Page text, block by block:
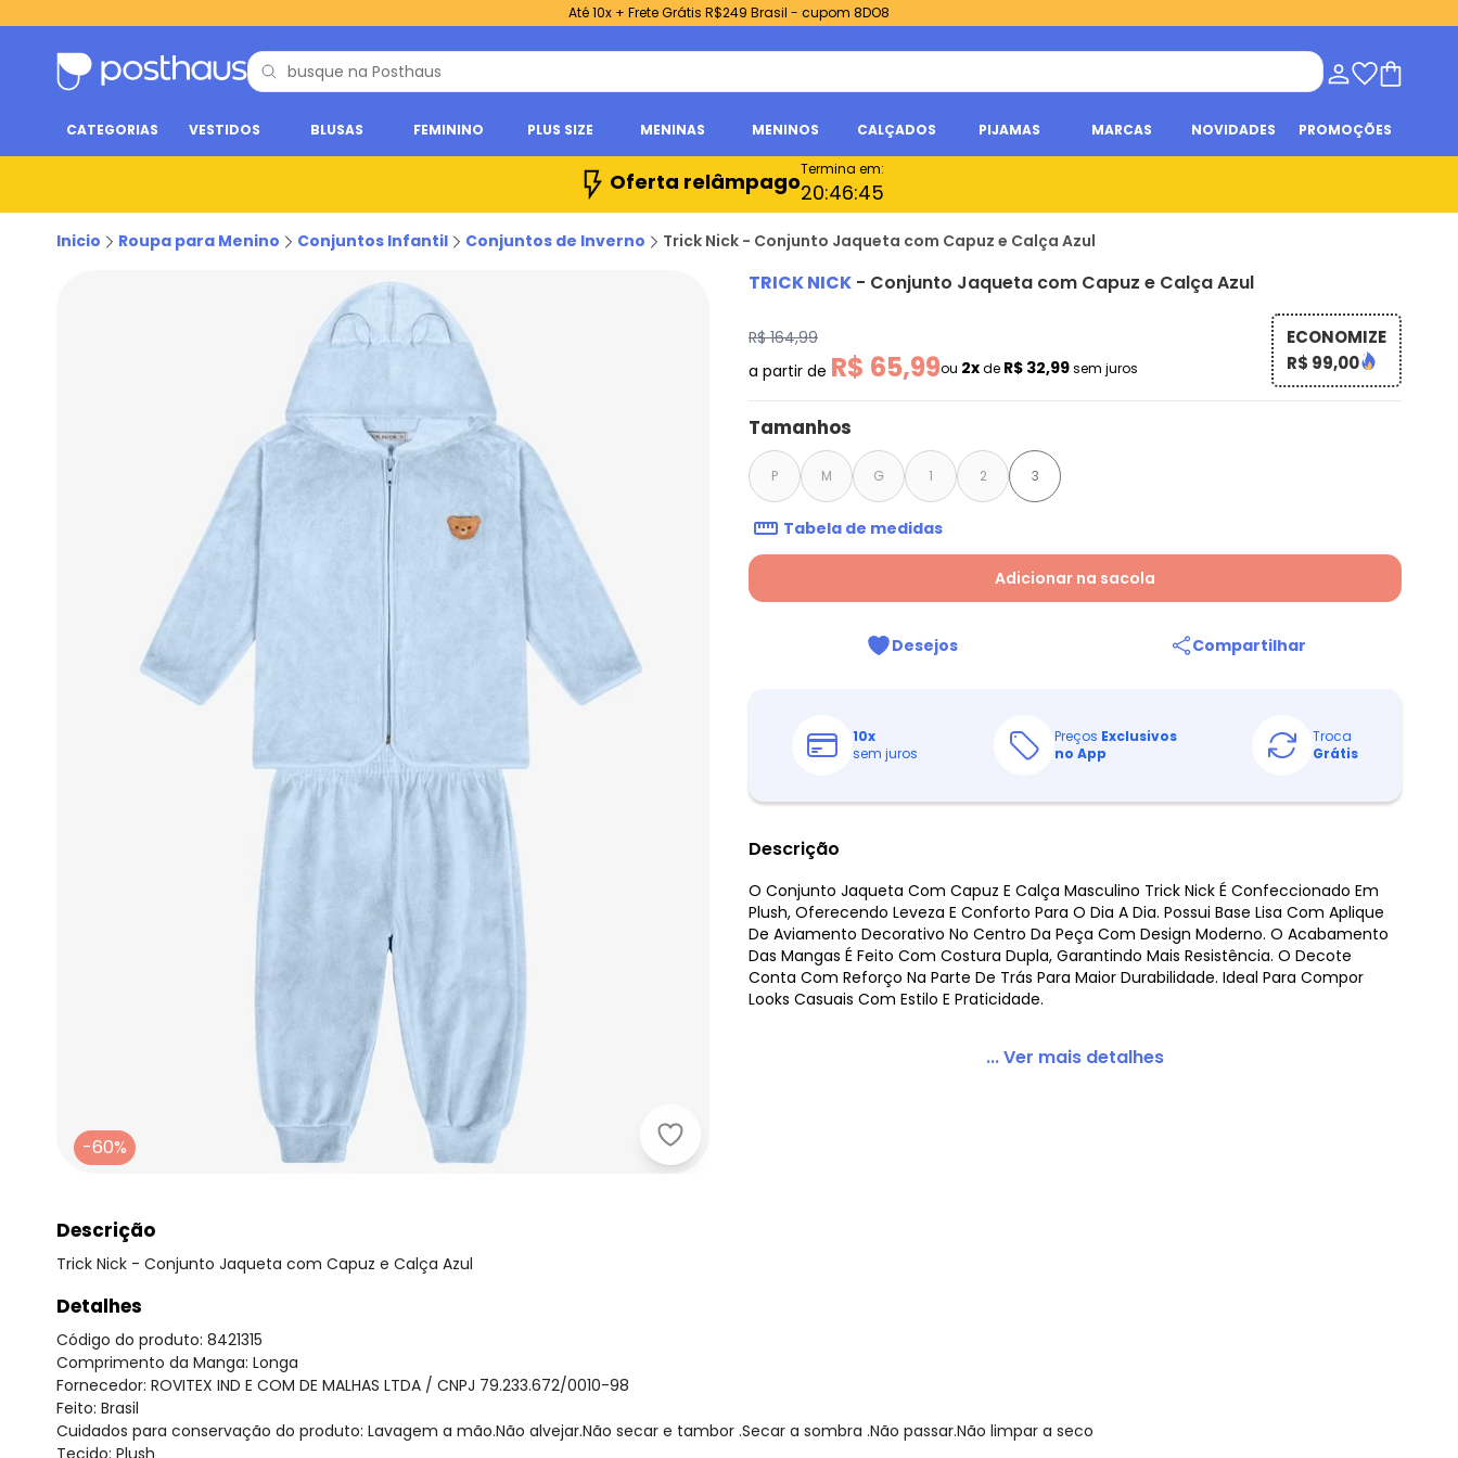
Até 10x + Frete Grátis R$249 Brasil - cupom 8DO8
CATEGORIAS VESTIDOS BLUSAS FEMININO PLUS SIZE MENINAS MENINOS CALÇADOS PIJAMAS MARCAS NOVIDADES PROMOÇÕES
Oferta relâmpagoTermina em:
20:46:44
Inicio Roupa para Menino Conjuntos Infantil Conjuntos de Inverno Trick Nick - Conjunto Jaqueta com Capuz e Calça Azul
Trick Nick - Conjunto Jaqueta com Capuz e Calça Azul
-60%
TRICK NICK - Conjunto Jaqueta com Capuz e Calça Azul
R$ 164,99
a partir de R$ 65,99ou 2xde R$ 32,99sem juros
ECONOMIZE
R$ 99,00
Tamanhos
P M G 1 2 3
Tabela de medidas
Adicionar na sacola
Desejos Compartilhar
10x
sem juros
Preços Exclusivos
no App
Troca
Grátis
Descrição
O Conjunto Jaqueta Com Capuz E Calça Masculino Trick Nick É Confeccionado Em
Plush, Oferecendo Leveza E Conforto Para O Dia A Dia. Possui Base Lisa Com Aplique
De Aviamento Decorativo No Centro Da Peça Com Design Moderno. O Acabamento
Das Mangas É Feito Com Costura Dupla, Garantindo Mais Resistência. O Decote
Conta Com Reforço Na Parte De Trás Para Maior Durabilidade. Ideal Para Compor
Looks Casuais Com Estilo E Praticidade.
... Ver mais detalhes
Descrição
Trick Nick - Conjunto Jaqueta com Capuz e Calça Azul
Detalhes
Código do produto: 8421315
Comprimento da Manga: Longa
Fornecedor: ROVITEX IND E COM DE MALHAS LTDA / CNPJ 79.233.672/0010-98
Feito: Brasil
Cuidados para conservação do produto: Lavagem a mão.Não alvejar.Não secar e tambor .Secar a sombra .Não passar.Não limpar a seco
Tecido: Plush